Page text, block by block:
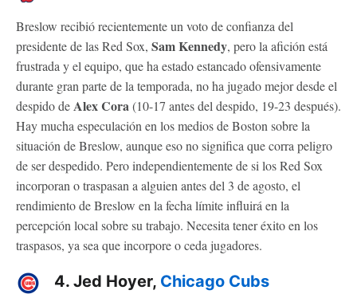
Breslow recibió recientemente un voto de confianza del
presidente de las Red Sox, Sam Kennedy, pero la afición está
frustrada y el equipo, que ha estado estancado ofensivamente
durante gran parte de la temporada, no ha jugado mejor desde el
despido deAlex Cora(10-17 antes del despido, 19-23 después).
Hay mucha especulación en los medios de Boston sobre la
situación de Breslow, aunque eso no significa que corra peligro
de ser despedido. Pero independientemente de si los Red Sox
incorporan o traspasan a alguien antes del 3 de agosto, el
rendimiento de Breslow en la fecha límite influirá en la
percepción local sobre su trabajo. Necesita tener éxito en los
traspasos, ya sea que incorpore o ceda jugadores.
4. Jed Hoyer, Chicago Cubs